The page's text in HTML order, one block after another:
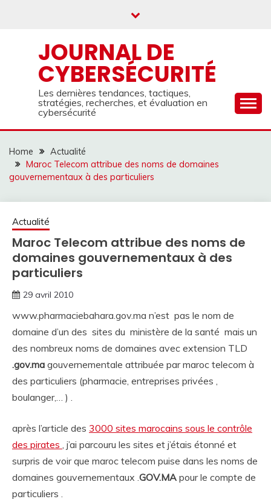
JOURNAL DE
CYBERSÉCURITÉ
Les dernières tendances, tactiques,
stratégies, recherches, et évaluation en
cybersécurité
Home
Actualité
Maroc Telecom attribue des noms de domaines
gouvernementaux à des particuliers
Actualité
Maroc Telecom attribue des noms de
domaines gouvernementaux à des
particuliers
29 avril 2010
www.pharmaciebahara.gov.ma n’est pas le nom de
domaine d’un des sites du ministère de la santé mais un
des nombreux noms de domaines avec extension TLD
.gov.ma gouvernementale attribuée par maroc telecom à
des particuliers (pharmacie, entreprises privées ,
boulanger,… ) .
après l’article des 3000 sites marocains sous le contrôle
des pirates , j’ai parcouru les sites et j’étais étonné et
surpris de voir que maroc telecom puise dans les noms de
domaines gouvernementaux .GOV.MA pour le compte de
particuliers .